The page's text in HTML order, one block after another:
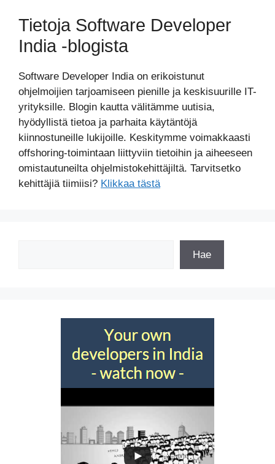
Tietoja Software Developer
India -blogista
Software Developer India on erikoistunut
ohjelmoijien tarjoamiseen pienille ja keskisuurille IT-
yrityksille. Blogin kautta välitämme uutisia,
hyödyllistä tietoa ja parhaita käytäntöjä
kiinnostuneille lukijoille. Keskitymme voimakkaasti
offshoring-toimintaan liittyviin tietoihin ja aiheeseen
omistautuneilta ohjelmistokehittäjiltä. Tarvitsetko
kehittäjiä tiimiisi? Klikkaa tästä
Hae